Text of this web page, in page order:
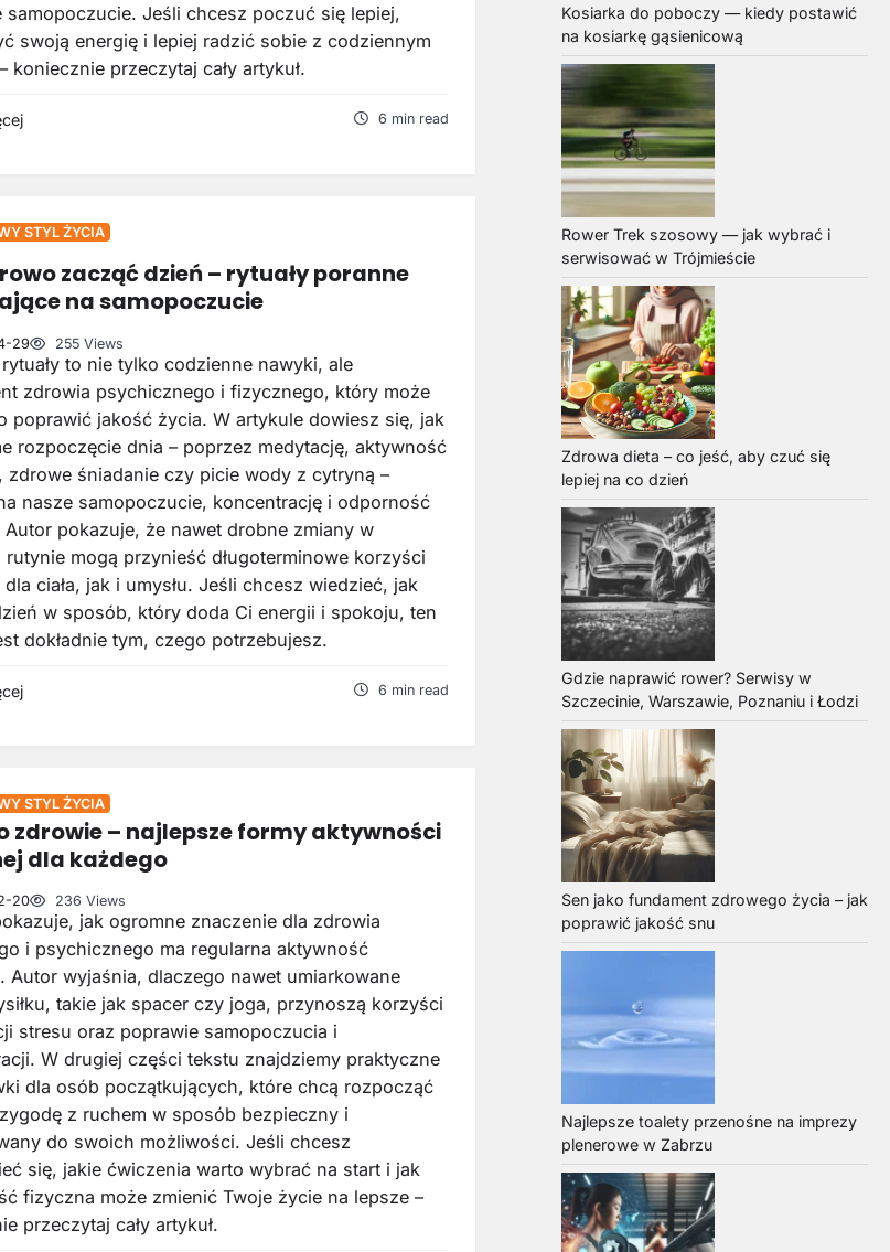
samopoczucie. Jeśli chcesz poczuć się lepiej,
swoją energię i lepiej radzić sobie z codziennym
koniecznie przeczytaj cały artykuł.
6 min read
STYL ŻYCIA
zacząć dzień – rytuały poranne
na samopoczucie
29 255 Views
to nie tylko codzienne nawyki, ale
zdrowia psychicznego i fizycznego, który może
poprawić jakość życia. W artykule dowiesz się, jak
rozpoczęcie dnia – poprzez medytację, aktywność
zdrowe śniadanie czy picie wody z cytryną –
nasze samopoczucie, koncentrację i odporność
Autor pokazuje, że nawet drobne zmiany w
rutynie mogą przynieść długoterminowe korzyści
ciała, jak i umysłu. Jeśli chcesz wiedzieć, jak
w sposób, który doda Ci energii i spokoju, ten
dokładnie tym, czego potrzebujesz.
6 min read
STYL ŻYCIA
zdrowie – najlepsze formy aktywności
dla każdego
20 236 Views
jak ogromne znaczenie dla zdrowia
i psychicznego ma regularna aktywność
Autor wyjaśnia, dlaczego nawet umiarkowane
takie jak spacer czy joga, przynoszą korzyści
stresu oraz poprawie samopoczucia i
W drugiej części tekstu znajdziemy praktyczne
dla osób początkujących, które chcą rozpocząć
z ruchem w sposób bezpieczny i
do swoich możliwości. Jeśli chcesz
się, jakie ćwiczenia warto wybrać na start i jak
fizyczna może zmienić Twoje życie na lepsze –
przeczytaj cały artykuł.
Kosiarka do poboczy — kiedy postawić
na kosiarkę gąsienicową
Rower Trek szosowy — jak wybrać i
serwisować w Trójmieście
Zdrowa dieta – co jeść, aby czuć się
lepiej na co dzień
Gdzie naprawić rower? Serwisy w
Szczecinie, Warszawie, Poznaniu i Łodzi
Sen jako fundament zdrowego życia – jak
poprawić jakość snu
Najlepsze toalety przenośne na imprezy
plenerowe w Zabrzu